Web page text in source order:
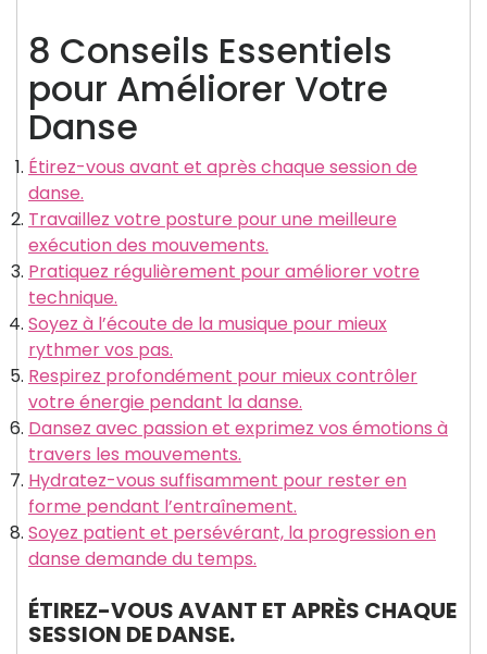
8 Conseils Essentiels
pour Améliorer Votre
Danse
Étirez-vous avant et après chaque session de
danse.
Travaillez votre posture pour une meilleure
exécution des mouvements.
Pratiquez régulièrement pour améliorer votre
technique.
Soyez à l’écoute de la musique pour mieux
rythmer vos pas.
Respirez profondément pour mieux contrôler
votre énergie pendant la danse.
Dansez avec passion et exprimez vos émotions à
travers les mouvements.
Hydratez-vous suffisamment pour rester en
forme pendant l’entraînement.
Soyez patient et persévérant, la progression en
danse demande du temps.
ÉTIREZ-VOUS AVANT ET APRÈS CHAQUE
SESSION DE DANSE.